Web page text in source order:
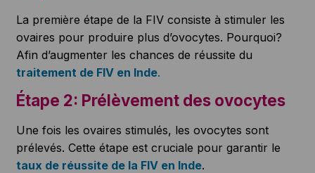
La première étape de la FIV consiste à stimuler les
ovaires pour produire plus d’ovocytes. Pourquoi?
Afin d’augmenter les chances de réussite du
traitement de FIV en Inde.
Étape 2: Prélèvement des ovocytes
Une fois les ovaires stimulés, les ovocytes sont
prélevés. Cette étape est cruciale pour garantir le
taux de réussite de la FIV en Inde.